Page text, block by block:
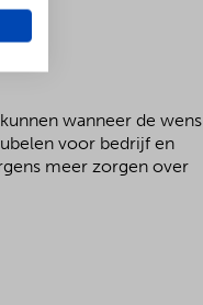
wanneer de wens
voor bedrijf en
meer zorgen over